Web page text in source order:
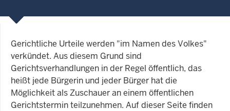
Gerichtliche Urteile werden "im Namen des Volkes"
verkündet. Aus diesem Grund sind
Gerichtsverhandlungen in der Regel öffentlich, das
heißt jede Bürgerin und jeder Bürger hat die
Möglichkeit als Zuschauer an einem öffentlichen
Gerichtstermin teilzunehmen. Auf dieser Seite finden